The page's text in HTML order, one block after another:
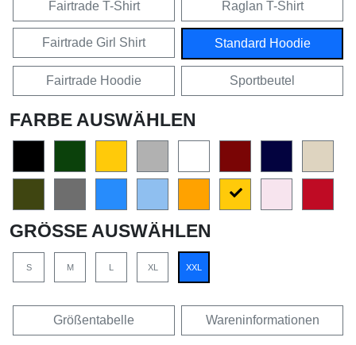
Fairtrade T-Shirt Raglan T-Shirt
Fairtrade Girl Shirt Standard Hoodie
Fairtrade Hoodie Sportbeutel
FARBE AUSWÄHLEN
GRÖSSE AUSWÄHLEN
S M L XL XXL
Größentabelle Wareninformationen